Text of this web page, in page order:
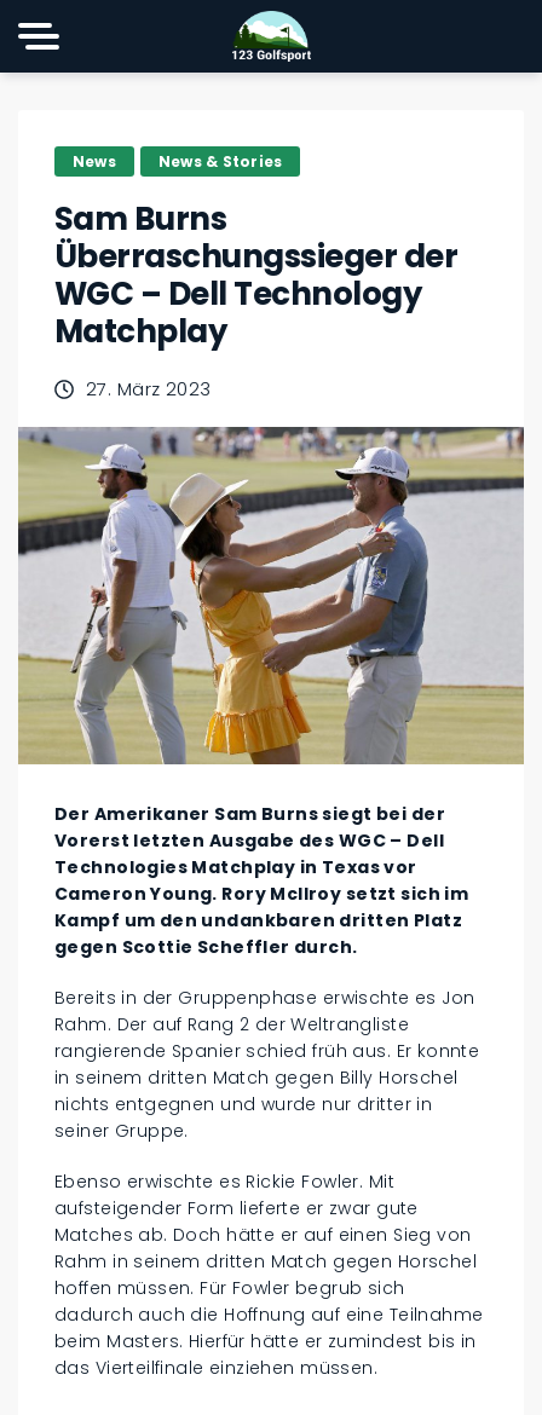
News News & Stories
Sam Burns
Überraschungssieger der
WGC – Dell Technology
Matchplay
27. März 2023
Der Amerikaner Sam Burns siegt bei der
Vorerst letzten Ausgabe des WGC – Dell
Technologies Matchplay in Texas vor
Cameron Young. Rory McIlroy setzt sich im
Kampf um den undankbaren dritten Platz
gegen Scottie Scheffler durch.
Bereits in der Gruppenphase erwischte es Jon
Rahm. Der auf Rang 2 der Weltrangliste
rangierende Spanier schied früh aus. Er konnte
in seinem dritten Match gegen Billy Horschel
nichts entgegnen und wurde nur dritter in
seiner Gruppe.
Ebenso erwischte es Rickie Fowler. Mit
aufsteigender Form lieferte er zwar gute
Matches ab. Doch hätte er auf einen Sieg von
Rahm in seinem dritten Match gegen Horschel
hoffen müssen. Für Fowler begrub sich
dadurch auch die Hoffnung auf eine Teilnahme
beim Masters. Hierfür hätte er zumindest bis in
das Vierteilfinale einziehen müssen.